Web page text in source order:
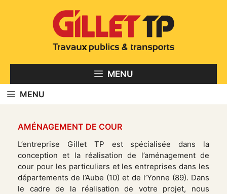
MENU
MENU
AMÉNAGEMENT DE COUR
L’entreprise Gillet TP est spécialisée dans la
conception et la réalisation de l’aménagement de
cour pour les particuliers et les entreprises dans les
départements de l’Aube (10) et de l’Yonne (89). Dans
le cadre de la réalisation de votre projet, nous